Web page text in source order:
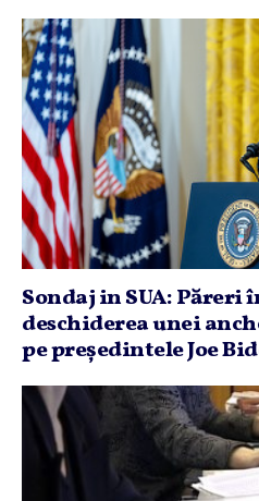
Sondaj in SUA: Păreri
deschiderea unei
pe preşedintele Joe